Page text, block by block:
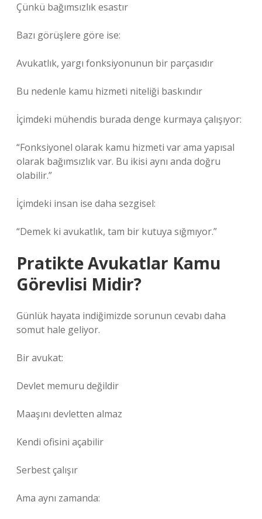
Çünkü bağımsızlık esastır
Bazı görüşlere göre ise:
Avukatlık, yargı fonksiyonunun bir parçasıdır
Bu nedenle kamu hizmeti niteliği baskındır
İçimdeki mühendis burada denge kurmaya çalışıyor:
“Fonksiyonel olarak kamu hizmeti var ama yapısal
olarak bağımsızlık var. Bu ikisi aynı anda doğru
olabilir.”
İçimdeki insan ise daha sezgisel:
“Demek ki avukatlık, tam bir kutuya sığmıyor.”
Pratikte Avukatlar Kamu
Görevlisi Midir?
Günlük hayata indiğimizde sorunun cevabı daha
somut hale geliyor.
Bir avukat:
Devlet memuru değildir
Maaşını devletten almaz
Kendi ofisini açabilir
Serbest çalışır
Ama aynı zamanda: